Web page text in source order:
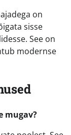
on
sisse
See on
modernse
mugav?